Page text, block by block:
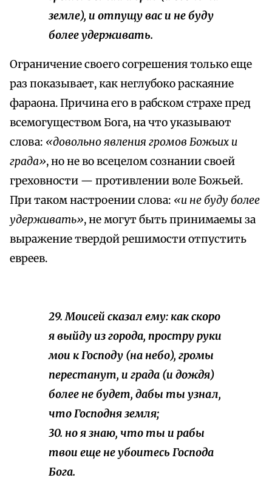
земле), и отпущу вас и не буду
более удерживать.
Ограничение своего согрешения только еще
раз показывает, как неглубоко раскаяние
фараона. Причина его в рабском страхе пред
всемогуществом Бога, на что указывают
слова: «довольно явления громов Божьих и
града», но не во всецелом сознании своей
греховности — противлении воле Божьей.
При таком настроении слова: «и не буду более
удерживать», не могут быть принимаемы за
выражение твердой решимости отпустить
евреев.
29. Моисей сказал ему: как скоро
я выйду из города, простру руки
мои к Господу (на небо), громы
перестанут, и града (и дождя)
более не будет, дабы ты узнал,
что Господня земля;
30. но я знаю, что ты и рабы
твои еще не убоитесь Господа
Бога.